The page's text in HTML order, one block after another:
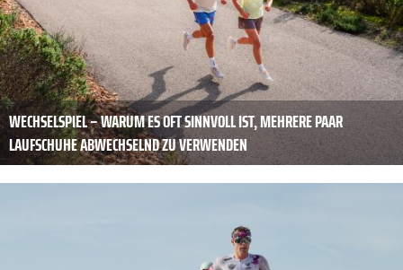
WECHSELSPIEL – WARUM ES OFT SINNVOLL IST, MEHRERE PAAR
LAUFSCHUHE ABWECHSELND ZU VERWENDEN